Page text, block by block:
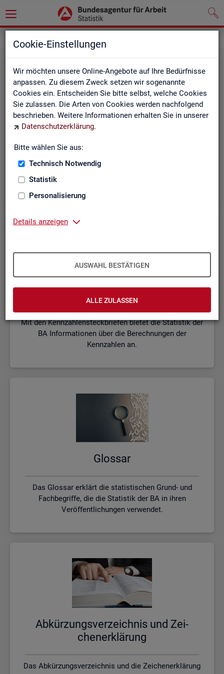
Cookie-Einstellungen
Wir möchten unsere Online-Angebote auf Ihre Bedürfnisse
anpassen. Zu diesem Zweck setzen wir sogenannte
Cookies ein. Entscheiden Sie bitte selbst, welche Cookies
Sie zulassen. Die Arten von Cookies werden nachfolgend
beschrieben. Weitere Informationen erhalten Sie in unserer
Datenschutzerklärung.
Bitte wählen Sie aus:
Technisch Notwendig
Statistik
Personalisierung
Details anzeigen
AUSWAHL BESTÄTIGEN
ALLE ZULASSEN
Die Kurzinformationen geben einen schnellen Überblick
über die Fachstatistiken der Statistik der BA.
Mit den Kennzahlensteckbriefen bietet die Statistik der
BA Informationen über die Berechnungen der
Kennzahlen an.
Glos­sar
Das Glossar erklärt die statistischen Grund- und
Fachbegriffe, die die Statistik der BA in ihren
Veröffentlichungen verwendet.
Ab­kür­zungs­ver­zeich­nis und Zei­
chen­er­klä­rung
Das Abkürzungsverzeichnis und die Zeichenerklärung